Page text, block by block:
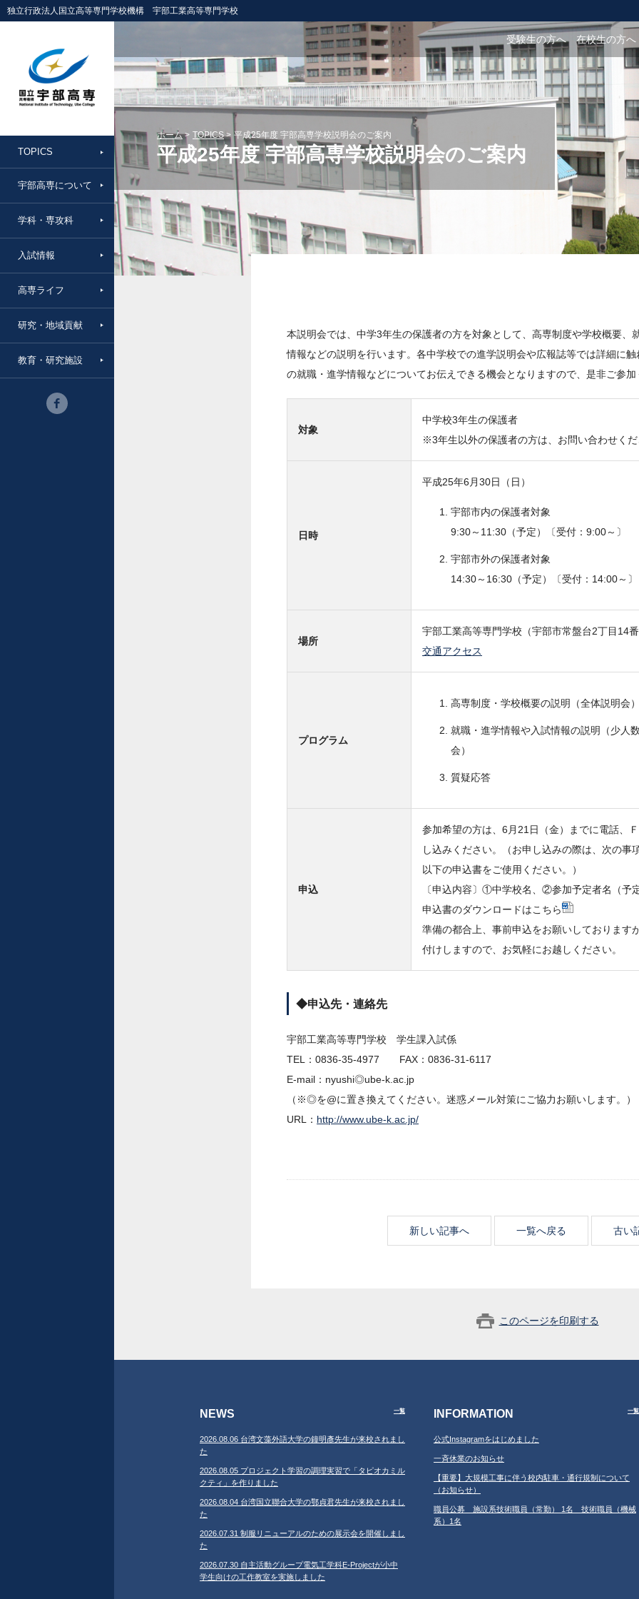
独立行政法人国立高等専門学校機構 宇部工業高等専門学校
TOPICS
宇部高専について
学科・専攻科
入試情報
高専ライフ
研究・地域貢献
教育・研究施設
受験生の方へ 在校生の方へ
ホーム TOPICS 平成25年度 宇部高専学校説明会のご案内
平成25年度 宇部高専学校説明会のご案内
本説明会では、中学3年生の保護者の方を対象として、高専制度や学校概要、
情報などの説明を行います。各中学校での進学説明会や広報誌等では詳細に
の就職・進学情報などについてお伝えできる機会となりますので、是非ご参加
対象
中学校3年生の保護者
※3年生以外の保護者の方は、お問い合わせく
日時
平成25年6月30日（日）
宇部市内の保護者対象
9:30～11:30（予定）〔受付：9:00～〕
宇部市外の保護者対象
14:30～16:30（予定）〔受付：14:00～〕
場所
宇部工業高等専門学校（宇部市常盤台2丁目14
交通アクセス
プログラム
高専制度・学校概要の説明（全体説明会
就職・進学情報や入試情報の説明（少人
会）
質疑応答
申込
参加希望の方は、6月21日（金）までに電話、
し込みください。（お申し込みの際は、次の事
以下の申込書をご使用ください。）
〔申込内容〕①中学校名、②参加予定者名（予
申込書のダウンロードはこちら
準備の都合上、事前申込をお願いしております
付けしますので、お気軽にお越しください。
◆申込先・連絡先
宇部工業高等専門学校 学生課入試係
TEL：0836-35-4977 FAX：0836-31-6117
E-mail：nyushi◎ube-k.ac.jp
（※◎を@に置き換えてください。迷惑メール対策にご協力お願いします。）
URL： http://www.ube-k.ac.jp/
新しい記事へ 一覧へ戻る 古い
このページを印刷する
NEWS 一覧
2026.08.06 台湾文藻外語大学の鐘明彥先生が来校されまし
た
2026.08.05 プロジェクト学習の調理実習で「タピオカミル
クティ」を作りました
2026.08.04 台湾国立聯合大学の鄂貞君先生が来校されまし
た
2026.07.31 制服リニューアルのための展示会を開催しまし
た
2026.07.30 自主活動グループ電気工学科E-Projectが小中
学生向けの工作教室を実施しました
INFORMATION 一覧
公式Instagramをはじめました
一斉休業のお知らせ
【重要】大規模工事に伴う校内駐車・通行規制について
（お知らせ）
職員公募 施設系技術職員（常勤） 1名 技術職員（機械
系）1名